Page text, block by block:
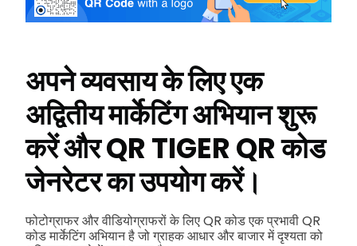
अपने व्यवसाय के लिए एक
अद्वितीय मार्केटिंग अभियान शुरू
करें और QR TIGER QR कोड
जेनरेटर का उपयोग करें।
फोटोग्राफर और वीडियोग्राफरों के लिए QR कोड एक प्रभावी QR
कोड मार्केटिंग अभियान है जो ग्राहक आधार और बाजार में दृश्यता को